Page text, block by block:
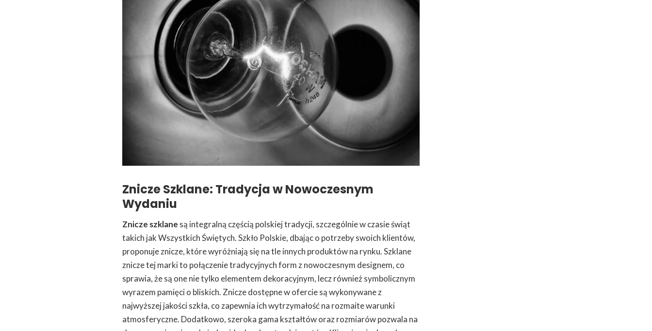
Znicze Szklane: Tradycja w Nowoczesnym
Wydaniu
Znicze szklane są integralną częścią polskiej tradycji, szczególnie w czasie świąt
takich jak Wszystkich Świętych. Szkło Polskie, dbając o potrzeby swoich klientów,
proponuje znicze, które wyróżniają się na tle innych produktów na rynku. Szklane
znicze tej marki to połączenie tradycyjnych form z nowoczesnym designem, co
sprawia, że są one nie tylko elementem dekoracyjnym, lecz również symbolicznym
wyrazem pamięci o bliskich. Znicze dostępne w ofercie są wykonywane z
najwyższej jakości szkła, co zapewnia ich wytrzymałość na rozmaite warunki
atmosferyczne. Dodatkowo, szeroka gama kształtów oraz rozmiarów pozwala na